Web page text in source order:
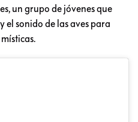
un grupo de jóvenes que
sonido de las aves para